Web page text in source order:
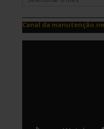
Canal da